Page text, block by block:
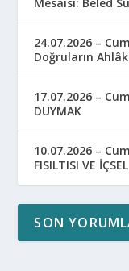
Mesaisi: Beled
24.07.2026 –
Doğruların
17.07.2026 –
DUYMAK
10.07.2026 –
FISILTISI VE
SON